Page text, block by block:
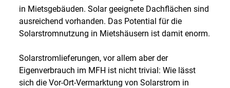
in Mietsgebäuden. Solar geeignete Dachflächen sind
ausreichend vorhanden. Das Potential für die
Solarstromnutzung in Mietshäusern ist damit enorm.
Solarstromlieferungen, vor allem aber der
Eigenverbrauch im MFH ist nicht trivial: Wie lässt
sich die Vor-Ort-Vermarktung von Solarstrom in